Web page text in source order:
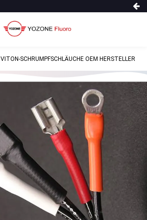
VITON-SCHRUMPFSCHLÄUCHE OEM HERSTELLER